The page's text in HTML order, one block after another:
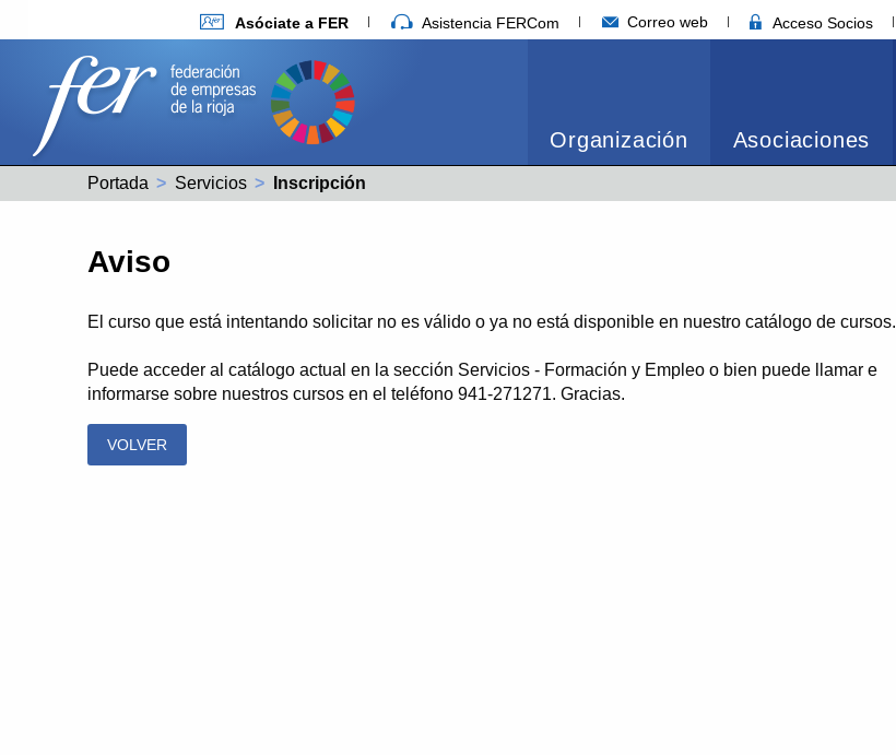
Asóciate a FER Asistencia FERCom Correo web Acceso Socios
Organización Asociaciones
Portada Servicios Actual:
Inscripción
Aviso
El curso que está intentando solicitar no es válido o ya no está disponible en nuestro catálogo de cursos.
Puede acceder al catálogo actual en la sección Servicios - Formación y Empleo o bien puede llamar e
informarse sobre nuestros cursos en el teléfono 941-271271. Gracias.
VOLVER